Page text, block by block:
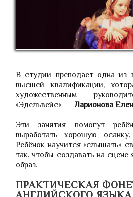
В студии преподает одна из
высшей квалификации,
художественным
«Эдельвейс» — Ларионова
Эти занятия помогут
выработать хорошую
Ребёнок научится «слышать»
так, чтобы создавать на
образ.
ПРАКТИЧЕСКАЯ